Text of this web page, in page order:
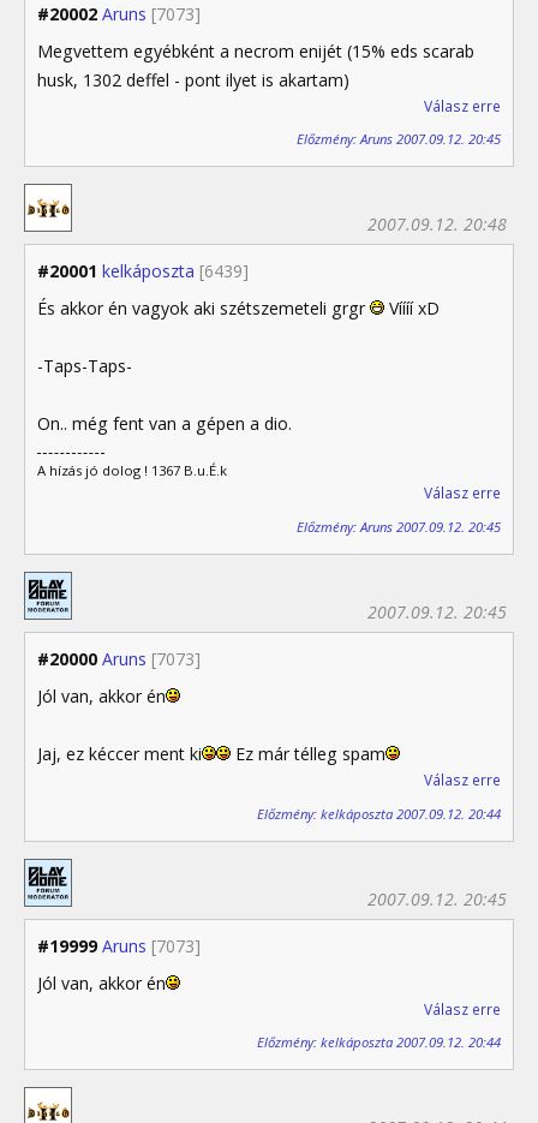
#20002 Aruns [7073]
Megvettem egyébként a necrom enijét (15% eds scarab
husk, 1302 deffel - pont ilyet is akartam)
Válasz erre
Előzmény: Aruns 2007.09.12. 20:45
#20001 kelkáposzta [6439]
2007.09.12. 20:48
És akkor én vagyok aki szétszemeteli grgr Víííí xD
-Taps-Taps-
On.. még fent van a gépen a dio.
A hízás jó dolog ! 1367 B.u.É.k
Válasz erre
Előzmény: Aruns 2007.09.12. 20:45
#20000 Aruns [7073]
2007.09.12. 20:45
Jól van, akkor én
Jaj, ez kéccer ment ki Ez már télleg spam
Válasz erre
Előzmény: kelkáposzta 2007.09.12. 20:44
#19999 Aruns [7073]
2007.09.12. 20:45
Jól van, akkor én
Válasz erre
Előzmény: kelkáposzta 2007.09.12. 20:44